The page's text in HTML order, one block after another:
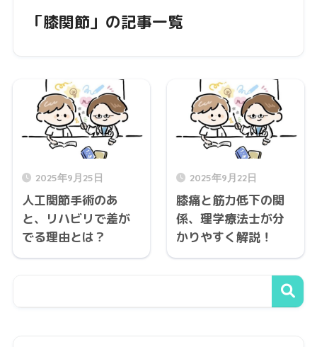
「膝関節」の記事一覧
2025年9月25日
人工関節手術のあ
と、リハビリで差が
でる理由とは？
2025年9月22日
膝痛と筋力低下の関
係、理学療法士が分
かりやすく解説！